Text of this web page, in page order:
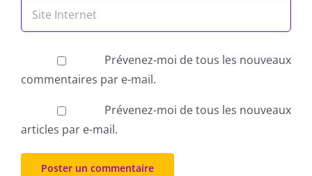
Prévenez-moi de tous les nouveaux
commentaires par e-mail.
Prévenez-moi de tous les nouveaux
articles par e-mail.